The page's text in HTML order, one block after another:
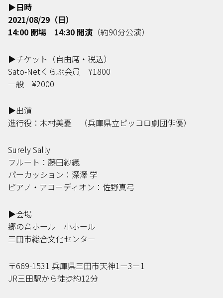
▶︎日時
2021/08/29 （日）
14:00 開場 14:30 開演 （約90分公演）
▶︎チケット（自由席・税込）
Sato-Netくらぶ会員 ¥1800
一般 ¥2000
▶︎出演
進行役：木村美憂 （兵庫県立ピッコロ劇団俳優）
Surely Sally
フルート：藤田紗織
パーカッション：深澤学
ピアノ・アコーディオン：佐野真弓
▶︎会場
郷の音ホール 小ホール
三田市総合文化センター
〒669-1531 兵庫県三田市天神1ー3ー1
JR三田駅から徒歩約12分